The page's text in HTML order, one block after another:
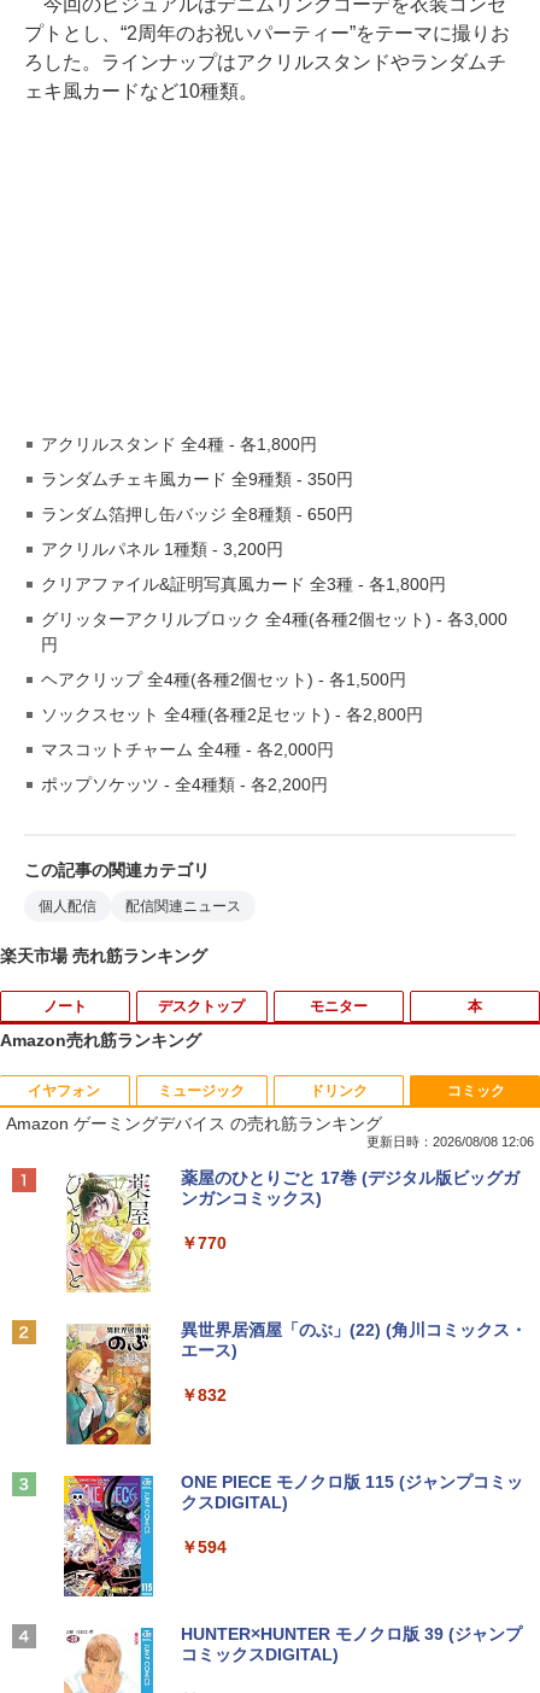
プトとし、“2周年のお祝いパーティー”をテーマに撮りお
ろした。ラインナップはアクリルスタンドやランダムチ
ェキ風カードなど10種類。
アクリルスタンド 全4種 ‐ 各1,800円
ランダムチェキ風カード 全9種類 ‐ 350円
ランダム箔押し缶バッジ 全8種類 ‐ 650円
アクリルパネル 1種類 ‐ 3,200円
クリアファイル&証明写真風カード 全3種 ‐ 各1,800円
グリッターアクリルブロック 全4種(各種2個セット) ‐ 各3,000
円
ヘアクリップ 全4種(各種2個セット) ‐ 各1,500円
ソックスセット 全4種(各種2足セット) ‐ 各2,800円
マスコットチャーム 全4種 ‐ 各2,000円
ポップソケッツ ‐ 全4種類 ‐ 各2,200円
この記事の関連カテゴリ
個人配信 配信関連ニュース
楽天市場 売れ筋ランキング
ノート
1
中古パソコン | Dell | Latitude 3590 | Wi
ndows11 | ノートPC | 一年保証 | 第8世
代 | Core i5 8250U 1.6(〜最大3.4)GHz |
ライブ:非搭載 | 無線LAN:あり | Webカ
メラ内蔵 | テンキー | Win11Pro64Bit | A
【中古】 マウスコンピューター m-Book
me Wi-Fi 長期保証 [95023]
トパソコン TOSHIBA 型落ち dynabook
oth Type-C USB3.0 安心保証
デスクトップ
1
【★最大100%ポイント】おまかせ 中古
パソコン Windows XP Celeron or Core
2 メモリ 4GB HDD 250GB DVDドライブ
安心保証 初期設定不要
2
【中古】純正ATI Apple Radeon HD 577
0 1GB ビデオカード Mac Pro デスクト
ップ 102C0160200
￥15,007
Windows11 中古パソコン EPSON エプ
ソン Endeavor ST20E Celeron N3160
スプレイ マウス キーボード WPS Office
￥17,600
モニター
1
【おまかせ】モニター 23インチ 1920x1
080 フルHD HDMI PCモニター 中古ディ
￥6,600
D 1920×1080 1080P Fast IPS パネル 非
光沢 1000:1 高コントラスト 超軽量 600
g スピーカー内蔵 Type-C/HDMI 接続 PS
アイ・オー・データ機器 ワイド液晶ディ
【当日発送】I-O DATA アイ・オー・デー
本
1
オレンジページ 2026 10/17号増刊＜グレ
ー＞ [雑誌]
￥1,689
￥22,000
プ)
に魔術を極めます（24） 【電子書籍】[
石沢庸介 ]
Amazon売れ筋ランキング
イヤフォン
Anker Soundcore P40i オフホワイト
Anker Soundcore P31i ブラック
Anker Soundcore Liberty 5 ミッドナイトブ
ラック
￥14,990
【2026年アップグレード版】AOKIMI ワイヤ
レスイヤホン bluetooth イヤホン V12 小型
ミュージック
BRUCE WAYNE feat. Flo Milli, ATL Jacob
[Explicit]
￥250
BRUCE WAYNE feat. Flo Milli, ATL Jacob
[Explicit]
￥250
On My Road (Stadium ver.)
On My Road (Stadium ver.)
ドリンク
by Amazon 天然水 ラベルレス 500ml ×24本
富士山の天然水 バナジウム含有 水 ミネラル
ットル (Smart Basic)
【Amazon.co.jp限定】 い・ろ・は・す 2L P
by Amazon 天然水ラベルレス 2L×9本
￥1,117
by Amazon 炭酸水 ラベルレス 500ml ×24本
コミック
Amazon ゲーミングデバイス の売れ筋ランキング
更新日時：2026/08/08 12:06
薬屋のひとりごと 17巻 (デジタル版ビッグガ
ンガンコミックス)
￥770
異世界居酒屋「のぶ」(22) (角川コミックス・
エース)
￥832
ONE PIECE モノクロ版 115 (ジャンプコミッ
クスDIGITAL)
￥594
HUNTER×HUNTER モノクロ版 39 (ジャンプ
コミックスDIGITAL)